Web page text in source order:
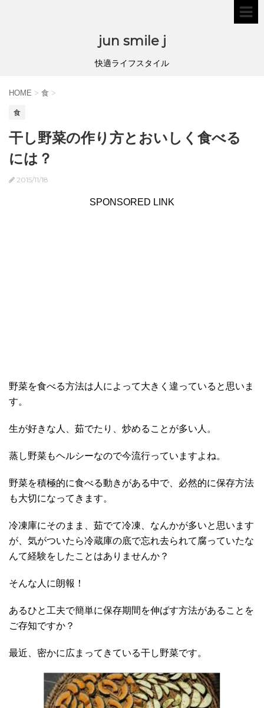
jun smile j
快適ライフスタイル
HOME > 食 >
食
干し野菜の作り方とおいしく食べる
には？
2015/11/18
SPONSORED LINK
野菜を食べる方法は人によって大きく違っていると思いま
す。
生が好きな人、茹でたり、炒めることが多い人。
蒸し野菜もヘルシーなので今流行っていますよね。
野菜を積極的に食べる動きがある中で、必然的に保存方法
も大切になってきます。
冷凍庫にそのまま、茹でて冷凍、なんかが多いと思います
が、気がついたら冷蔵庫の底で忘れ去られて腐っていたな
んて経験をしたことはありませんか？
そんな人に朗報！
あるひと工夫で簡単に保存期間を伸ばす方法があることを
ご存知ですか？
最近、密かに広まってきている干し野菜です。